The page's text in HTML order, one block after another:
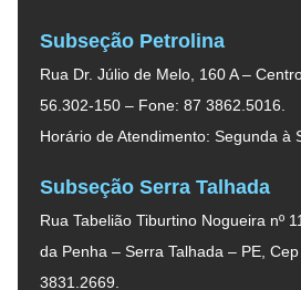
Subseção Petrolina
Rua Dr. Júlio de Melo, 160 A –
56.302-150 – Fone: 87 3862.5016.
Horário de Atendimento: Segunda à
Subseção Serra Talhada
Rua Tabelião Tiburtino Nogueira nº
da Penha – Serra Talhada – PE,
3831.2669.